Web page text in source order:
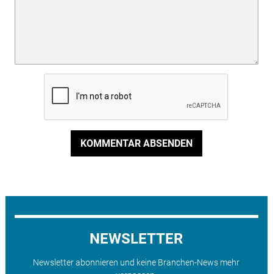
KOMMENTAR ABSENDEN
NEWSLETTER
Newsletter abonnieren und keine Branchen-News mehr